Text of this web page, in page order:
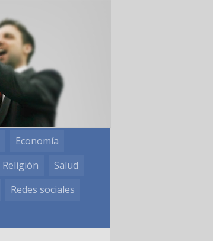
Economía
Religión
Salud
Redes sociales